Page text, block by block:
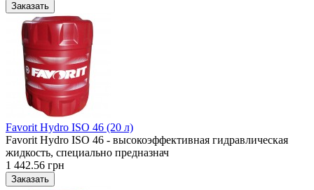
Favorit Hydro ISO 46 (20 л)
Favorit Hydro ISO 46 - высокоэффективная гидравлическая
жидкость, специально предназнач
1 442.56 грн